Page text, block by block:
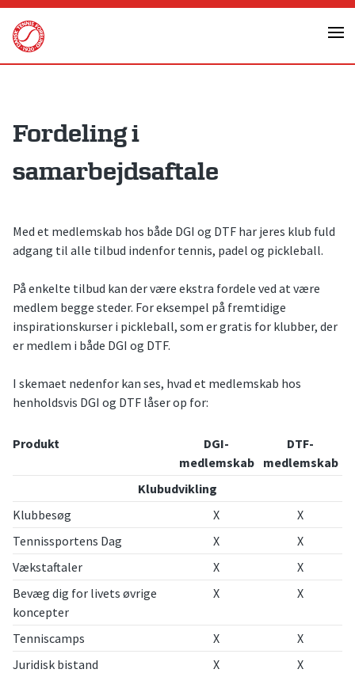
Skip
content
Fordeling i
samarbejdsaftale
Med et medlemskab hos både DGI og DTF har jeres klub fuld
adgang til alle tilbud indenfor tennis, padel og pickleball.
På enkelte tilbud kan der være ekstra fordele ved at være
medlem begge steder. For eksempel på fremtidige
inspirationskurser i pickleball, som er gratis for klubber, der
er medlem i både DGI og DTF.
I skemaet nedenfor kan ses, hvad et medlemskab hos
henholdsvis DGI og DTF låser op for:
Produkt
DGI-
medlemskab
DTF-
medlemskab
Klubudvikling
Klubbesøg
X
X
Tennissportens Dag
X
X
Vækstaftaler
X
X
Bevæg dig for livets øvrige
koncepter
X X
Tenniscamps X
X
Juridisk bistand
X
X